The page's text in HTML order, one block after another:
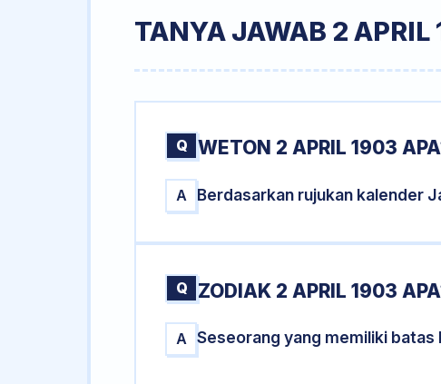
TANYA JAWAB 2 APRIL
Q WETON 2 APRIL 1903
A Berdasarkan rujukan kalender
Q ZODIAK 2 APRIL 1903
A Seseorang yang memiliki